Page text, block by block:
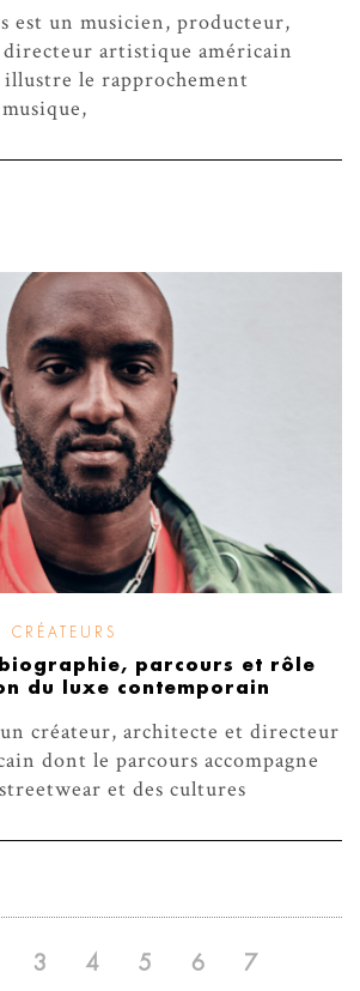
est un musicien, producteur,
artistique américain
le rapprochement
CRÉATEURS
parcours et rôle
du luxe contemporain
créateur, architecte et directeur
dont le parcours accompagne
et des cultures
3 4 5 6 7